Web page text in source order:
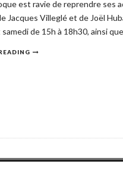
est ravie de reprendre ses
Jacques Villeglé et de Joël
de 15h à 18h30, ainsi